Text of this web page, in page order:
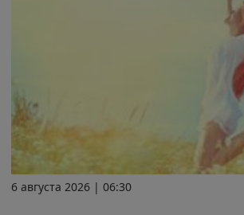
6 августа 2026 | 06:30